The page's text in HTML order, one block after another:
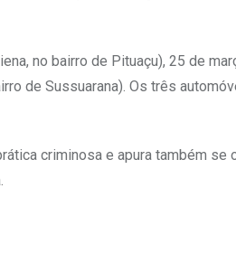
no bairro de Pituaçu), 25 de
de Sussuarana). Os três
criminosa e apura também se